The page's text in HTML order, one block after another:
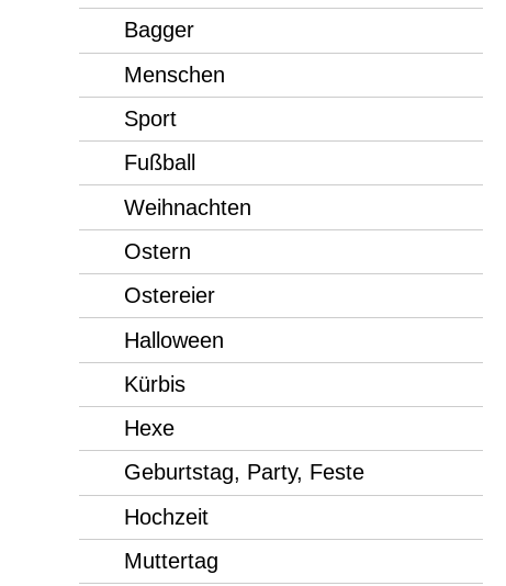
Bagger
Menschen
Sport
Fußball
Weihnachten
Ostern
Ostereier
Halloween
Kürbis
Hexe
Geburtstag, Party, Feste
Hochzeit
Muttertag